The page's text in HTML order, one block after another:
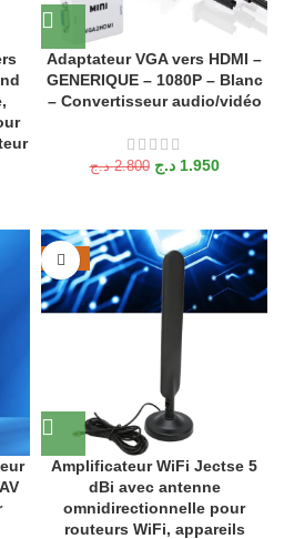
Adaptateur VGA vers HDMI –
GENERIQUE – 1080P – Blanc
– Convertisseur audio/vidéo
2.800 د.ج 1.950 د.ج
-23%
Amplificateur WiFi Jectse 5
dBi avec antenne
omnidirectionnelle pour
routeurs WiFi, appareils